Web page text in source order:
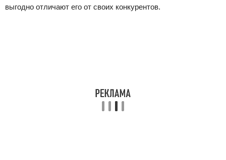
выгодно отличают его от своих конкурентов.